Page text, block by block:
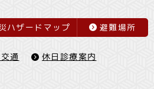
ハザードマップ 避難場所
通 休日診療案内